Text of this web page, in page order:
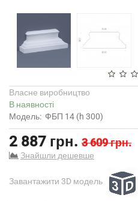
Власне виробництво
В наявності
Модель: ФБП 14 (h 300)
2 887 грн. 3 609 грн.
Знайшли дешевше
Завантажити 3D модель